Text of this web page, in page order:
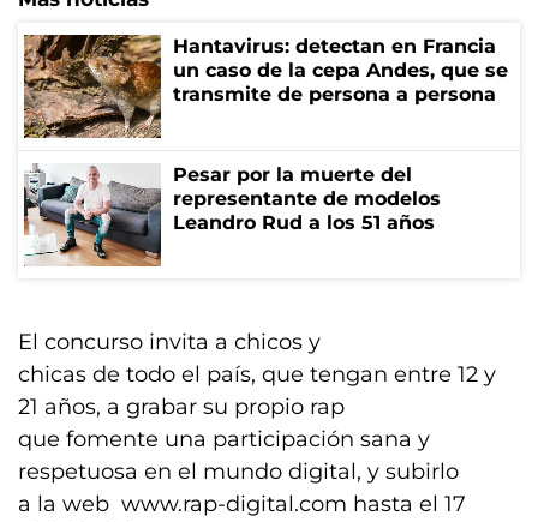
Hantavirus: detectan en Francia
un caso de la cepa Andes, que se
transmite de persona a persona
Pesar por la muerte del
representante de modelos
Leandro Rud a los 51 años
El concurso invita a chicos y
chicas de todo el país, que tengan entre 12 y
21 años, a grabar su propio rap
que fomente una participación sana y
respetuosa en el mundo digital, y subirlo
a la web www.rap-digital.com hasta el 17